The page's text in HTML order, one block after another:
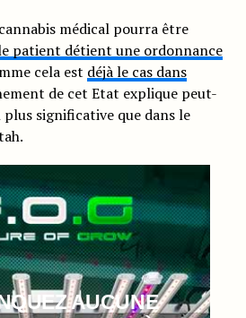
médical pourra être
patient détient une ordonnance
cela est déjà le cas dans
de cet Etat explique peut-
significative que dans le
AUCUNE